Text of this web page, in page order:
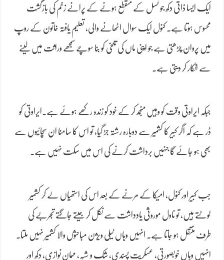
ایک ایسا ذاتی دکھ جو نسل کے منقطع ہونے کے پرانے زخم کی بازگشت
محسوس ہوتا ہے۔ کنول ایک سوال اٹھانے والی، تعلیم یافتہ خاتون کے روپ
میں پروان چڑھتی ہے جو اپنی ماں کی تلخی کو بنا سوچے سمجھے وراثت میں لینے
سے انکار کر دیتی ہے۔
جبکہ ایراوتی وقت کو وہیں منجمد کر کے خود کو زندہ رکھے ہوئے ہے۔ایراوتی کو
ڈر ہے کہ اگر کبیر کا کشمیر سے دوبارہ رشتہ جڑ گیا، تو اس کا سامنا ان سچائیوں سے
بھی ہو جائے گا جنہیں برداشت کرنے کی اس میں سکت نہیں ہے۔
جب کبیر اور کنول، امیکا کے مرنے کے بعد اس کی استھیاں لے کر کشمیر
لوٹتے ہیں، تو ناول موروثی یادداشت سے نکل کر جیتے جاگتے تجربے کی
طرف منتقل ہو جاتا ہے۔ انہیں وہاں ٹیلی ویژن مباحثوں والا کشمیر نہیں ملتا۔
انہیں وہاں خوبصورتی، عسکریت پسندی، شک و شبہ، مہمان نوازی، دکھ اور